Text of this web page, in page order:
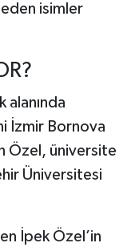
isimler
alanında
İzmir Bornova
Özel, üniversite
Üniversitesi
İpek Özel’in